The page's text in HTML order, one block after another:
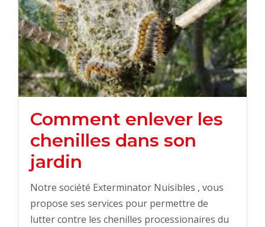
Comment enlever les
chenilles dans son
jardin
Notre société Exterminator Nuisibles , vous
propose ses services pour permettre de
lutter contre les chenilles processionaires du